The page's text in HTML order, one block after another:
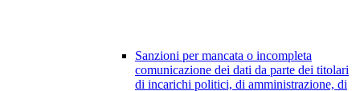
Sanzioni per mancata o incompleta
comunicazione dei dati da parte dei titolari
di incarichi politici, di amministrazione, di